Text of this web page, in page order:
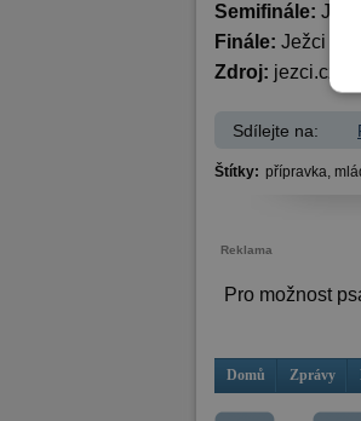
Semifinále:
Finále: Ježci
Zdroj: jezci.cz.
Sdílejte na:
Štítky: přípravka,
Reklama
Pro možnost
Domů Zprávy